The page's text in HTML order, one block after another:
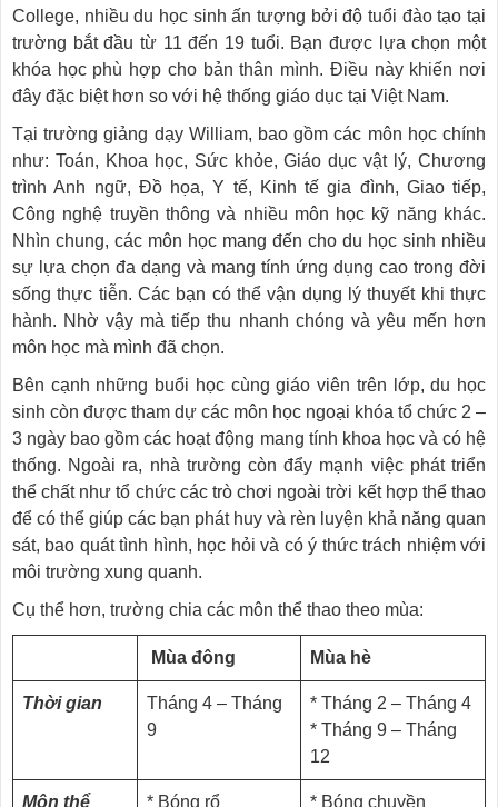
College, nhiều du học sinh ấn tượng bởi độ tuổi đào tạo tại
trường bắt đầu từ 11 đến 19 tuổi. Bạn được lựa chọn một
khóa học phù hợp cho bản thân mình. Điều này khiến nơi
đây đặc biệt hơn so với hệ thống giáo dục tại Việt Nam.
Tại trường giảng dạy William, bao gồm các môn học chính
như: Toán, Khoa học, Sức khỏe, Giáo dục vật lý, Chương
trình Anh ngữ, Đồ họa, Y tế, Kinh tế gia đình, Giao tiếp,
Công nghệ truyền thông và nhiều môn học kỹ năng khác.
Nhìn chung, các môn học mang đến cho du học sinh nhiều
sự lựa chọn đa dạng và mang tính ứng dụng cao trong đời
sống thực tiễn. Các bạn có thể vận dụng lý thuyết khi thực
hành. Nhờ vậy mà tiếp thu nhanh chóng và yêu mến hơn
môn học mà mình đã chọn.
Bên cạnh những buổi học cùng giáo viên trên lớp, du học
sinh còn được tham dự các môn học ngoại khóa tổ chức 2 –
3 ngày bao gồm các hoạt động mang tính khoa học và có hệ
thống. Ngoài ra, nhà trường còn đẩy mạnh việc phát triển
thể chất như tổ chức các trò chơi ngoài trời kết hợp thể thao
để có thể giúp các bạn phát huy và rèn luyện khả năng quan
sát, bao quát tình hình, học hỏi và có ý thức trách nhiệm với
môi trường xung quanh.
Cụ thể hơn, trường chia các môn thể thao theo mùa:
Mùa đông Mùa hè
Thời gian
Tháng 4 – Tháng
9
* Tháng 2 – Tháng 4
* Tháng 9 – Tháng
12
Môn thể * Bóng rổ * Bóng chuyền